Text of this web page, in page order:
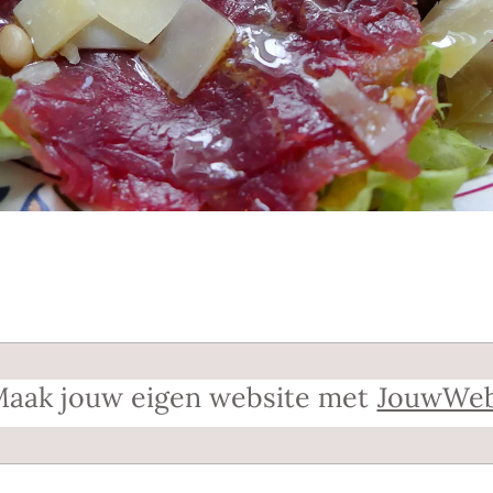
jouw eigen website met